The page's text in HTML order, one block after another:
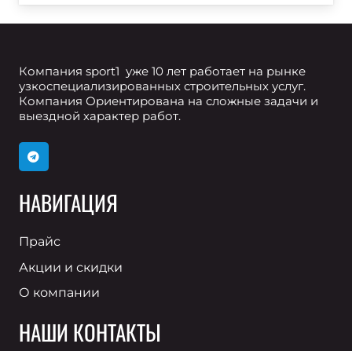
Компания sport1 уже 10 лет работает на рынке
узкоспециализированных строительных услуг.
Компания Ориентирована на сложные задачи и
выездной характер работ.
НАВИГАЦИЯ
Прайс
Акции и скидки
О компании
НАШИ КОНТАКТЫ